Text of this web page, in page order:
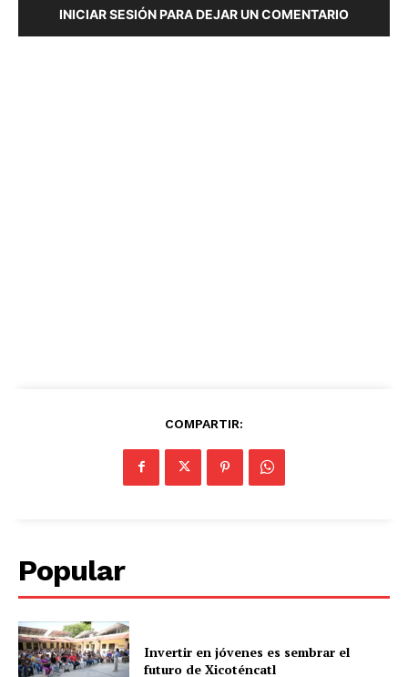
INICIAR SESIÓN PARA DEJAR UN COMENTARIO
COMPARTIR:
Popular
Invertir en jóvenes es sembrar el
futuro de Xicoténcatl